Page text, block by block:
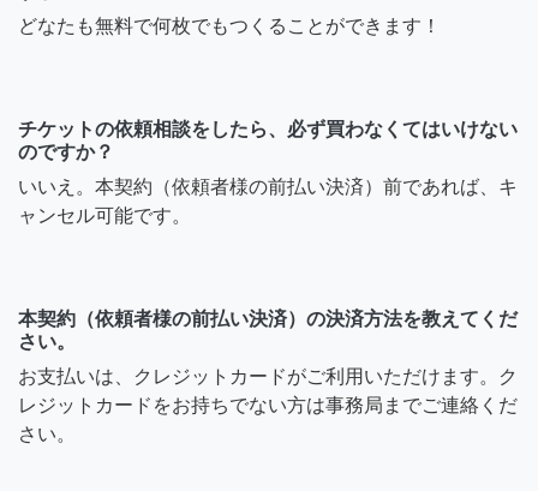
どなたも無料で何枚でもつくることができます！
チケットの依頼相談をしたら、必ず買わなくてはいけない
のですか？
いいえ。本契約（依頼者様の前払い決済）前であれば、キ
ャンセル可能です。
本契約（依頼者様の前払い決済）の決済方法を教えてくだ
さい。
お支払いは、クレジットカードがご利用いただけます。ク
レジットカードをお持ちでない方は事務局までご連絡くだ
さい。